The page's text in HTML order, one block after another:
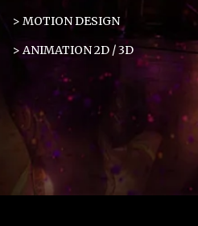
> MOTION DESIGN
> ANIMATION 2D / 3D